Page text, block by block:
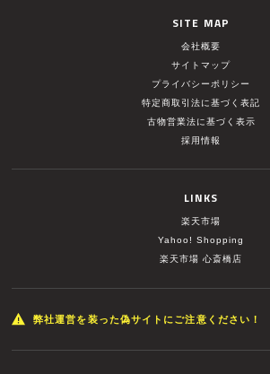
SITE MAP
会社概要
サイトマップ
プライバシーポリシー
特定商取引法に基づく表記
古物営業法に基づく表示
採用情報
LINKS
楽天市場
Yahoo! Shopping
楽天市場 心斎橋店
弊社運営を装った偽サイトにご注意ください！